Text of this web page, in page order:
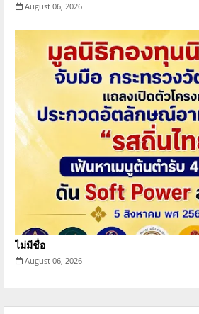
August 06, 2026
ไม่มีชื่อ
August 06, 2026